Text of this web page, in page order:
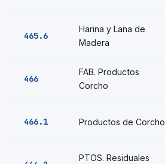
465.6
Harina y Lana de
Madera
466
FAB. Productos
Corcho
466.1 Productos de Corcho
PTOS. Residuales